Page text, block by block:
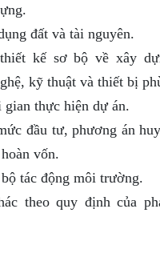
đất và tài nguyên.
kế sơ bộ về xây
kỹ thuật và thiết bị
thực hiện dự án.
đầu tư, phương án
vốn.
tác động môi trường.
theo quy định của